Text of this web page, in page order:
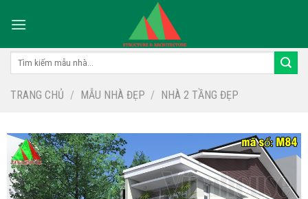
Tìm
TRANG CHỦ / MẪU NHÀ ĐẸP / NHÀ 2 TẦNG ĐẸP